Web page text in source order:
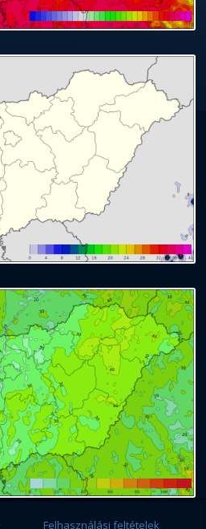
Felhasználási feltételek